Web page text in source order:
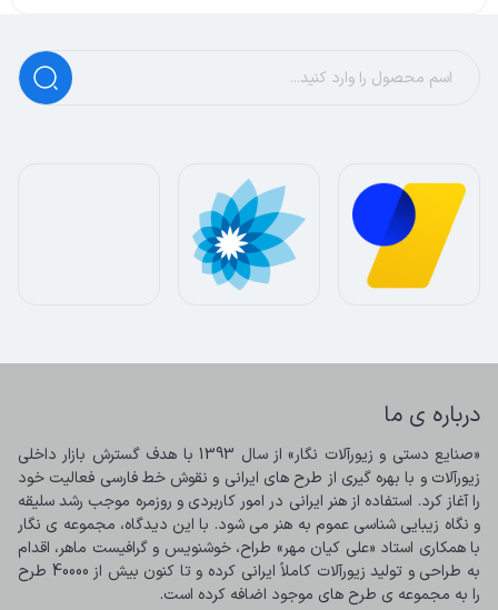
درباره ی ما
را به مجموعه ی طرح های موجود اضافه کرده است.